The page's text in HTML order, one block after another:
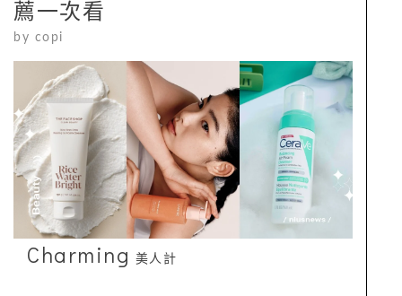
薦一次看
by copi
Charming 美人計